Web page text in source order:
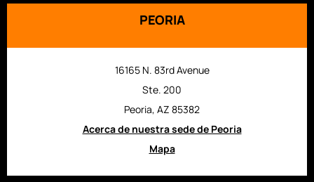
PEORIA
16165 N. 83rd Avenue
Ste. 200
Peoria, AZ 85382
Acerca de nuestra sede de Peoria
Mapa